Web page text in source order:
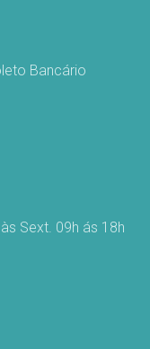
Bancário
Sext. 09h ás 18h